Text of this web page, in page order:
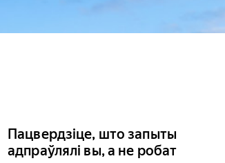
Пацвердзіце, што запыты
адпраўлялі вы, а не робат